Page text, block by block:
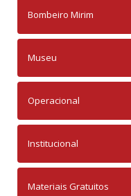
Bombeiro Mirim
Museu
Operacional
Institucional
Materiais Gratuitos